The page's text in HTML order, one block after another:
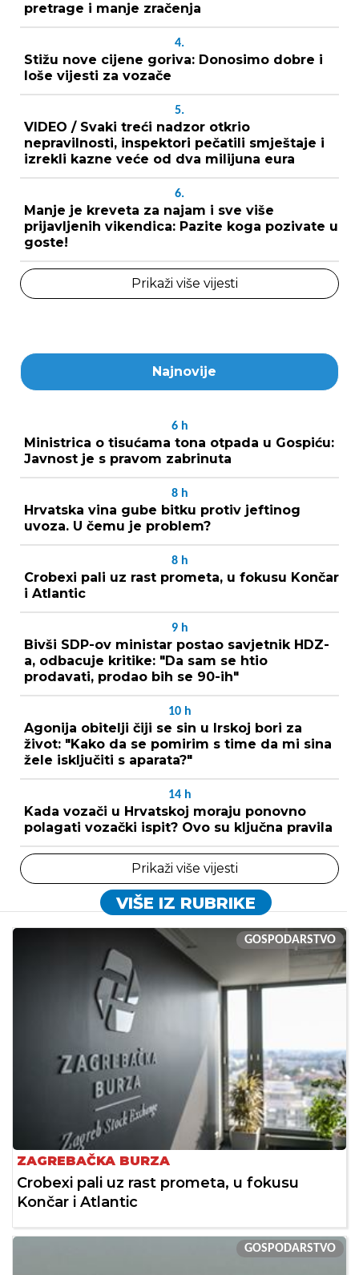
pretrage i manje zračenja
4.
Stižu nove cijene goriva: Donosimo dobre i
loše vijesti za vozače
5.
VIDEO / Svaki treći nadzor otkrio
nepravilnosti, inspektori pečatili smještaje i
izrekli kazne veće od dva milijuna eura
6.
Manje je kreveta za najam i sve više
prijavljenih vikendica: Pazite koga pozivate u
goste!
Prikaži više vijesti
Najnovije
6 h
Ministrica o tisućama tona otpada u Gospiću:
Javnost je s pravom zabrinuta
8 h
Hrvatska vina gube bitku protiv jeftinog
uvoza. U čemu je problem?
8 h
Crobexi pali uz rast prometa, u fokusu Končar
i Atlantic
9 h
Bivši SDP-ov ministar postao savjetnik HDZ-
a, odbacuje kritike: "Da sam se htio
prodavati, prodao bih se 90-ih"
10 h
Agonija obitelji čiji se sin u Irskoj bori za
život: "Kako da se pomirim s time da mi sina
žele isključiti s aparata?"
14 h
Kada vozači u Hrvatskoj moraju ponovno
polagati vozački ispit? Ovo su ključna pravila
Prikaži više vijesti
VIŠE IZ RUBRIKE
GOSPODARSTVO
ZAGREBAČKA BURZA
Crobexi pali uz rast prometa, u fokusu
Končar i Atlantic
GOSPODARSTVO